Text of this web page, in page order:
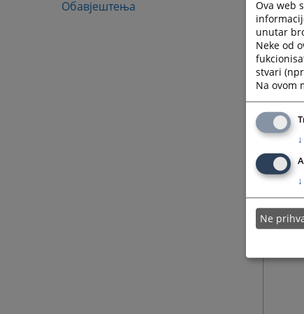
Обавјештења
Ova web
unutar
Neke od
stvari
Na ovom
↓
↓
Ne